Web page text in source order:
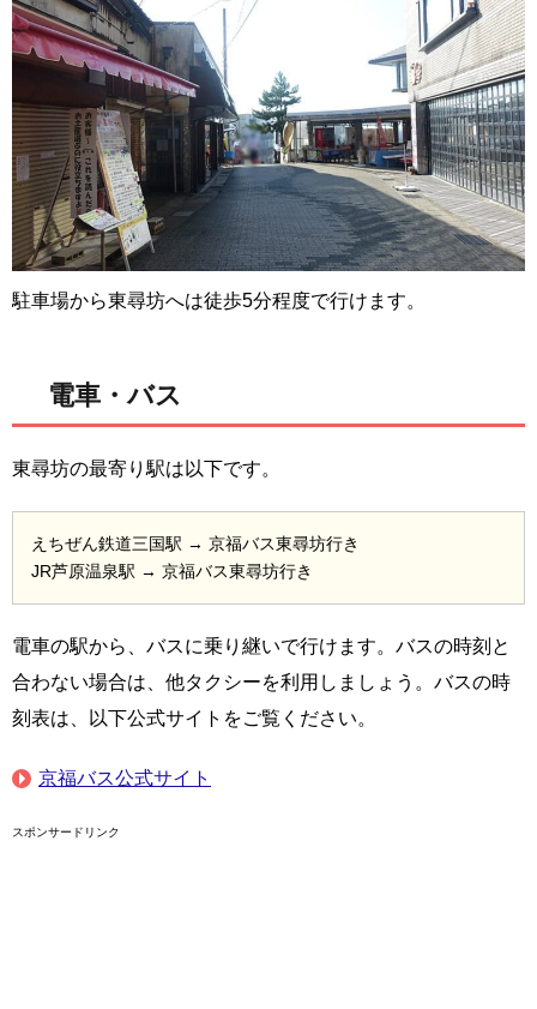
駐車場から東尋坊へは徒歩5分程度で行けます。
電車・バス
東尋坊の最寄り駅は以下です。
えちぜん鉄道三国駅 → 京福バス東尋坊行き
JR芦原温泉駅 → 京福バス東尋坊行き
電車の駅から、バスに乗り継いで行けます。バスの時刻と
合わない場合は、他タクシーを利用しましょう。バスの時
刻表は、以下公式サイトをご覧ください。
京福バス公式サイト
スポンサードリンク